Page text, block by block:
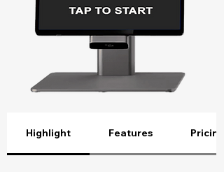
Highlight Features Pricing